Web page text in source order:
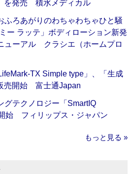
を発売 積水メディカル
ふろあがりのわちゃわちゃひと騒
ー ラッテ」ボディローション新発
ューアル クラシエ（ホームプロ
TX Simple type」、「生成
売開始 富士通Japan
グテクノロジー「SmartIQ
始 フィリップス・ジャパン
もっと見る »